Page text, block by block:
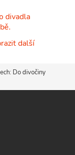
divadla
další
Do divočiny